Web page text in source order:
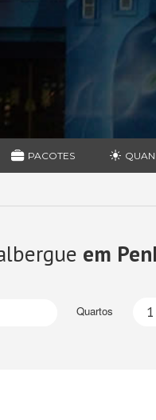
PACOTES
em
Quartos 1